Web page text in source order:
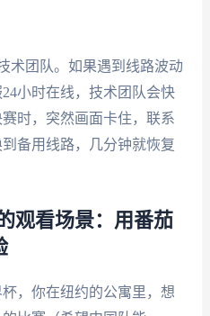
术团队。如果遇到线路波动
小时在线，技术团队会快
时，突然画面卡住，联系
备用线路，几分钟就恢复
观看场景：用番茄
，你在纽约的公寓里，想